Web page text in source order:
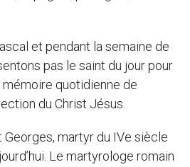
et pendant la semaine de
pas le saint du jour pour
quotidienne de
du Christ Jésus.
Georges, martyr du IVe siècle
Le martyrologe romain